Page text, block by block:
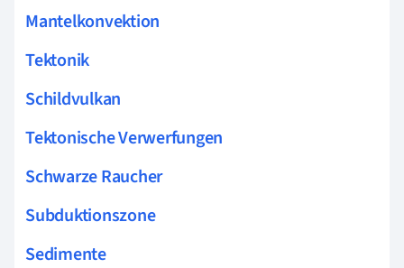
Mantelkonvektion
Tektonik
Schildvulkan
Tektonische Verwerfungen
Schwarze Raucher
Subduktionszone
Sedimente